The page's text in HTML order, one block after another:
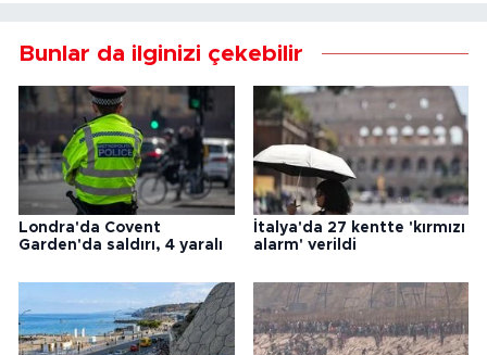
Bunlar da ilginizi çekebilir
Londra'da Covent
Garden'da saldırı, 4 yaralı
İtalya'da 27 kentte 'kırmızı
alarm' verildi